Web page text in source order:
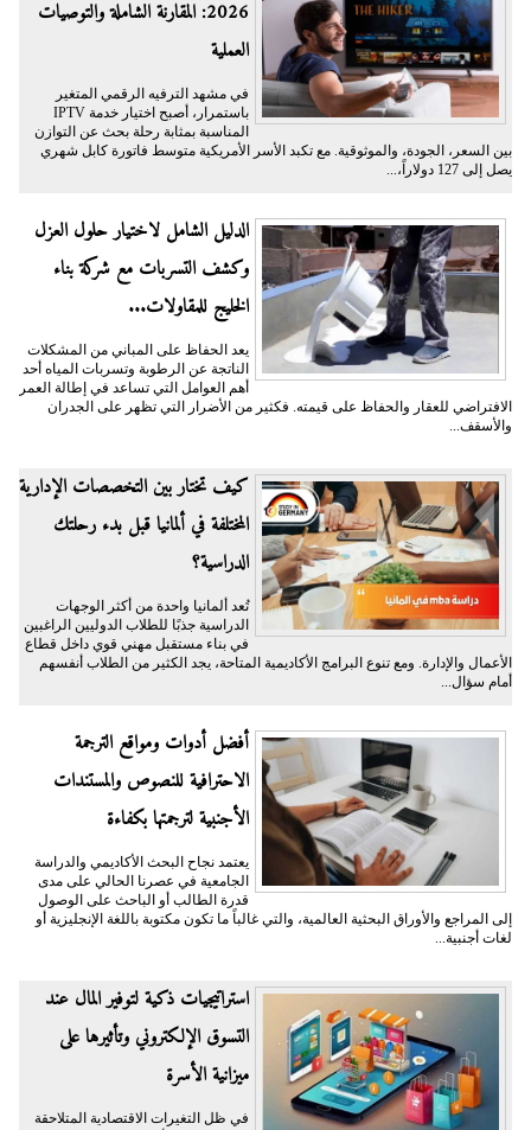
2026: المقارنة الشاملة والتوصيات
العملية
في مشهد الترفيه الرقمي المتغير
باستمرار، أصبح اختيار خدمة IPTV
المناسبة بمثابة رحلة بحث عن التوازن
بين السعر، الجودة، والموثوقية. مع تكبد الأسر الأمريكية متوسط فاتورة كابل شهري
يصل إلى 127 دولاراً،...
الدليل الشامل لاختيار حلول العزل
وكشف التسربات مع شركة بناء
الخليج للمقاولات...
يعد الحفاظ على المباني من المشكلات
الناتجة عن الرطوبة وتسربات المياه أحد
أهم العوامل التي تساعد في إطالة العمر
الافتراضي للعقار والحفاظ على قيمته. فكثير من الأضرار التي تظهر على الجدران
والأسقف...
كيف تختار بين التخصصات الإدارية
المختلفة في ألمانيا قبل بدء رحلتك
الدراسية؟
تُعد ألمانيا واحدة من أكثر الوجهات
الدراسية جذبًا للطلاب الدوليين الراغبين
في بناء مستقبل مهني قوي داخل قطاع
الأعمال والإدارة. ومع تنوع البرامج الأكاديمية المتاحة، يجد الكثير من الطلاب أنفسهم
أمام سؤال...
أفضل أدوات ومواقع الترجمة
الاحترافية للنصوص والمستندات
الأجنبية لترجمتها بكفاءة
يعتمد نجاح البحث الأكاديمي والدراسة
الجامعية في عصرنا الحالي على مدى
قدرة الطالب أو الباحث على الوصول
إلى المراجع والأوراق البحثية العالمية، والتي غالباً ما تكون مكتوبة باللغة الإنجليزية أو
لغات أجنبية...
​استراتيجيات ذكية لتوفير المال عند
التسوق الإلكتروني وتأثيرها على
ميزانية الأسرة
​في ظل التغيرات الاقتصادية المتلاحقة